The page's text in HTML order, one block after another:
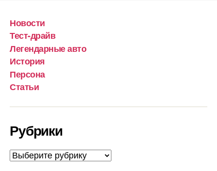
Новости
Тест-драйв
Легендарные авто
История
Персона
Статьи
Рубрики
Рубрики